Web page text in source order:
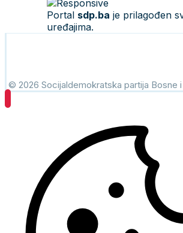
Portal sdp.ba je prilagođen
uređajima.
© 2026 Socijaldemokratska partija Bosne